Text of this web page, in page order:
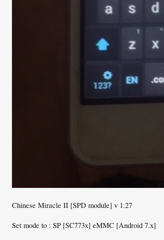
Chinese Miracle II [SPD module] v 1.27
Set mode to : SP [SC773x] eMMC [Android 7.x]